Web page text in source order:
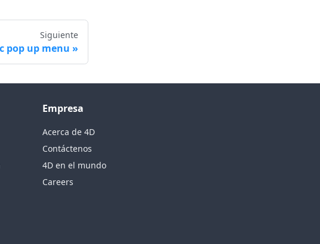
Siguiente
pop up menu
Empresa
Acerca de 4D
Contáctenos
4D en el mundo
Careers